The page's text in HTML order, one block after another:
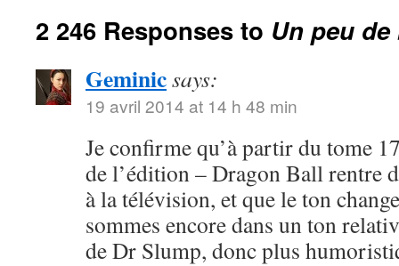
2 246 Responses to Un peu
Geminicsays:
19 avril 2014 at 14 h 48 min
Je confirme qu’à partir du tome
de l’édition – Dragon Ball rentre
à la télévision, et que le ton
sommes encore dans un ton
de Dr Slump, donc plus